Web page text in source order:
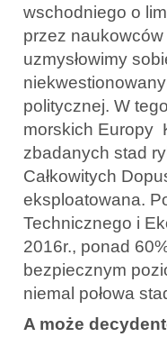
wschodniego o
przez
uzmysłowimy
politycznej. W
morskich Europy
zbadanych stad
Całkowitych
eksploatowana.
Technicznego i
2016r., ponad
bezpiecznym
niemal połowa
A może